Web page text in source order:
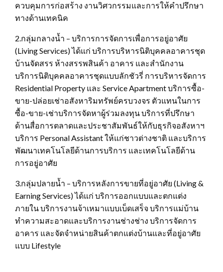
ควบคุมการก่อสร้าง งานวิศวกรรมและการให้คำปรึกษา
ทางด้านเทคนิค
2.กลุ่มกลางน้ำ – บริการการจัดการเพื่อการอยู่อาศัย
(Living Services) ได้แก่ บริการบริหารนิติบุคคลอาคารชุด
บ้านจัดสรร ห้างสรรพสินค้า อาคาร และสำนักงาน
บริการนิติบุคคลอาคารชุดแบบลักชัวรี่ การบริหารจัดการ
Residential Property และ Service Apartment บริการซื้อ-
ขาย-ปล่อยเช่าอสังหาริมทรัพย์ครบวงจร ตัวแทนในการ
ซื้อ-ขาย-เช่าบริการจัดหาผู้ร่วมลงทุน บริการที่ปรึกษา
ด้านสื่อการตลาดและประชาสัมพันธ์ให้กับธุรกิจอสังหาฯ
บริการ Personal Assistant ให้แก่ชาวต่างชาติ และบริการ
พัฒนาเทคโนโลยีด้านการบริการ และเทคโนโลยีด้าน
การอยู่อาศัย
3.กลุ่มปลายน้ำ – บริการหลังการขายที่อยู่อาศัย (Living &
Earning Services) ได้แก่ บริการออกแบบและตกแต่ง
ภายใน บริการงานจ้าเหมาแบบเบ็ดเสร็จ บริการแม่บ้าน
ทำความสะอาดและบริการงานช่างช่าง บริการจัดการ
อาคาร และจัดจำหน่ายสินค้าตกแต่งบ้านและที่อยู่อาศัย
แบบ Lifestyle